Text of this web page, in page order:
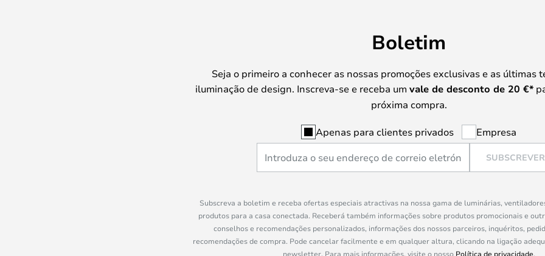
Boletim
Seja o primeiro a conhecer as nossas promoções exclusivas e as últimas
iluminação de design. Inscreva-se e receba um vale de desconto de 20 €*
próxima compra.
Apenas para clientes privados Empresa
SUBSCREVER
Subscreva a boletim e receba ofertas especiais atractivas na nossa gama de luminárias,
produtos para a casa conectada. Receberá também informações sobre produtos promocionais e
conselhos e recomendações personalizados, informações dos nossos parceiros, inquéritos,
recomendações de compra. Pode cancelar facilmente e em qualquer altura, clicando na ligação
newsletter. Para mais informações, visite o nosso Política de privacidade.